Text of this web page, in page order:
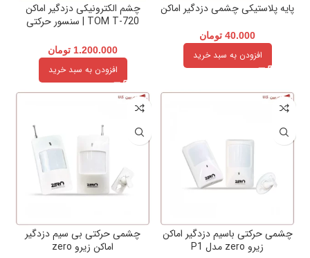
پایه پلاستیکی چشمی دزدگیر اماکن
40.000 تومان
افزودن به سبد خرید
چشم الکترونیکی دزدگیر اماکن
TOM T-720 | سنسور حرکتی
1.200.000 تومان
افزودن به سبد خرید
چشمی حرکتی باسیم دزدگیر اماکن
زیرو zero مدل P1
چشمی حرکتی بی سیم دزدگیر
اماکن زیرو zero